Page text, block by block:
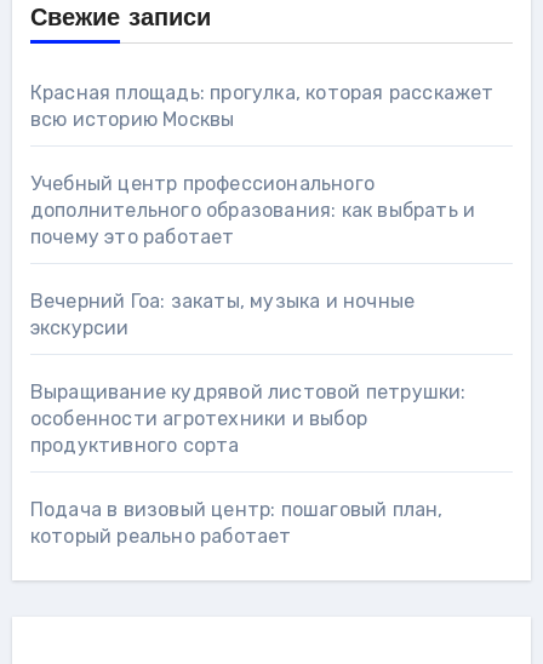
Свежие записи
Красная площадь: прогулка, которая расскажет
всю историю Москвы
Учебный центр профессионального
дополнительного образования: как выбрать и
почему это работает
Вечерний Гоа: закаты, музыка и ночные
экскурсии
Выращивание кудрявой листовой петрушки:
особенности агротехники и выбор
продуктивного сорта
Подача в визовый центр: пошаговый план,
который реально работает